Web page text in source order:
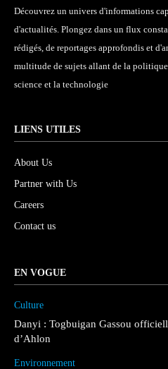
Découvrez un univers d'informations
d'actualités. Plongez dans un flux
rédigés, de reportages approfondis et
multitude de sujets allant de la politique
science et la technologie
LIENS UTILES
About Us
Partner with Us
Careers
Contact us
EN VOGUE
Culture
Danyi : Togbuigan Gassou
d’Ahlon
Environnement